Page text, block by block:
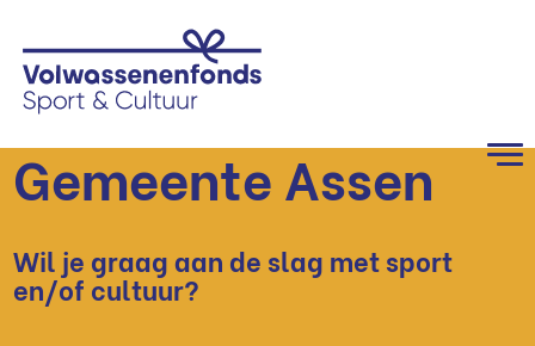
Gemeente Assen
Wil je graag aan de slag met sport
en/of cultuur?